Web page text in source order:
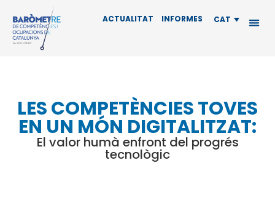
CAT
ACTUALITAT INFORMES
LES COMPETÈNCIES TOVES
EN UN MÓN DIGITALITZAT:
El valor humà enfront del progrés
tecnològic